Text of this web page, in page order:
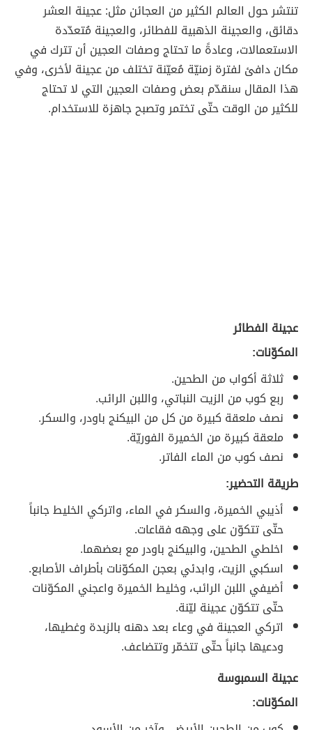
تنتشر حول العالم الكثير من العجائن مثل: عجينة العشر
دقائق، والعجينة الذهبية للفطائر، والعجينة مُتعدّدة
الاستعمالات، وعادةً ما تحتاج وصفات العجين أن تترك في
مكان دافئ لفترة زمنيّة مُعيّنة تختلف من عجينة لأخرى، وفي
هذا المقال سنقدّم بعض وصفات العجين التي لا تحتاج
للكثير من الوقت حتّى تختمر وتصبح جاهزة للاستخدام.
عجينة الفطائر
المكوّنات:
ثلاثة أكواب من الطحين.
ربع كوب من الزيت النباتي، واللبن الرائب.
نصف ملعقة كبيرة من كل من البيكنج باودر، والسكر.
ملعقة كبيرة من الخميرة الفوريّة.
نصف كوب من الماء الفاتر.
طريقة التحضير:
أذيبي الخميرة، والسكر في الماء، واتركي الخليط جانباً
حتّى تتكوّن على وجهه فقاعات.
اخلطي الطحين، والبيكنج باودر مع بعضهما.
اسكبي الزيت، وابدئي بعجن المكوّنات بأطراف الأصابع.
أضيفي اللبن الرائب، وخليط الخميرة واعجني المكوّنات
حتّى تتكوّن عجينة ليّنة.
اتركي العجينة في وعاء بعد دهنه بالزبدة وغطيها،
ودعيها جانباً حتّى تتخمّر وتتضاعف.
عجينة السمبوسة
المكوّنات: